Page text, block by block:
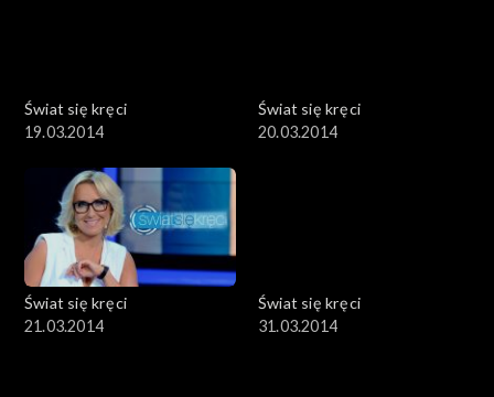
Świat się kręci
19.03.2014
Świat się kręci
20.03.2014
Świat się kręci
21.03.2014
Świat się kręci
31.03.2014